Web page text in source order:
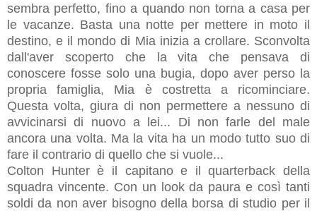
sembra perfetto, fino a quando non torna a casa per
le vacanze. Basta una notte per mettere in moto il
destino, e il mondo di Mia inizia a crollare. Sconvolta
dall'aver scoperto che la vita che pensava di
conoscere fosse solo una bugia, dopo aver perso la
propria famiglia, Mia è costretta a ricominciare.
Questa volta, giura di non permettere a nessuno di
avvicinarsi di nuovo a lei... Di non farle del male
ancora una volta. Ma la vita ha un modo tutto suo di
fare il contrario di quello che si vuole...
Colton Hunter è il capitano e il quarterback della
squadra vincente. Con un look da paura e così tanti
soldi da non aver bisogno della borsa di studio per il